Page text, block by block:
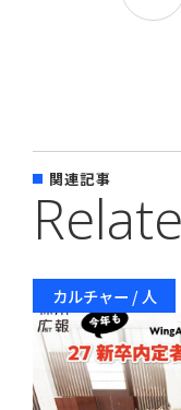
関連記事
カルチャー / 人